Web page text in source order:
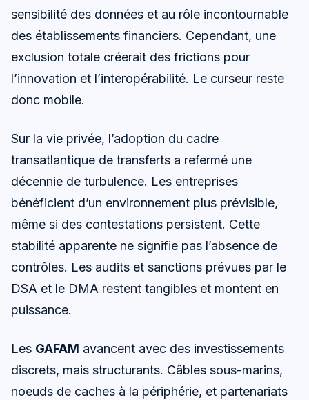
sensibilité des données et au rôle incontournable
des établissements financiers. Cependant, une
exclusion totale créerait des frictions pour
l’innovation et l’interopérabilité. Le curseur reste
donc mobile.
Sur la vie privée, l’adoption du cadre
transatlantique de transferts a refermé une
décennie de turbulence. Les entreprises
bénéficient d’un environnement plus prévisible,
même si des contestations persistent. Cette
stabilité apparente ne signifie pas l’absence de
contrôles. Les audits et sanctions prévues par le
DSA et le DMA restent tangibles et montent en
puissance.
Les GAFAM avancent avec des investissements
discrets, mais structurants. Câbles sous-marins,
noeuds de caches à la périphérie, et partenariats